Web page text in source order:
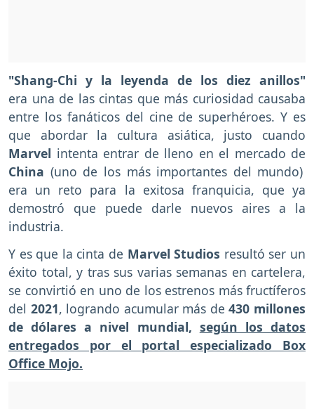
"Shang-Chi y la leyenda de los diez anillos"
era una de las cintas que más curiosidad causaba
entre los fanáticos del cine de superhéroes. Y es
que abordar la cultura asiática, justo cuando
Marvel intenta entrar de lleno en el mercado de
China (uno de los más importantes del mundo)
era un reto para la exitosa franquicia, que ya
demostró que puede darle nuevos aires a la
industria.
Y es que la cinta de Marvel Studios resultó ser un
éxito total, y tras sus varias semanas en cartelera,
se convirtió en uno de los estrenos más fructíferos
del 2021, logrando acumular más de430 millones
de dólares a nivel mundial, según los datos
entregados por el portal especializado Box
Office Mojo.